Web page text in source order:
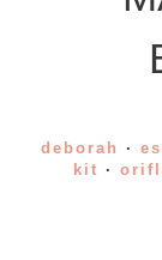
deborah
·
kit ·